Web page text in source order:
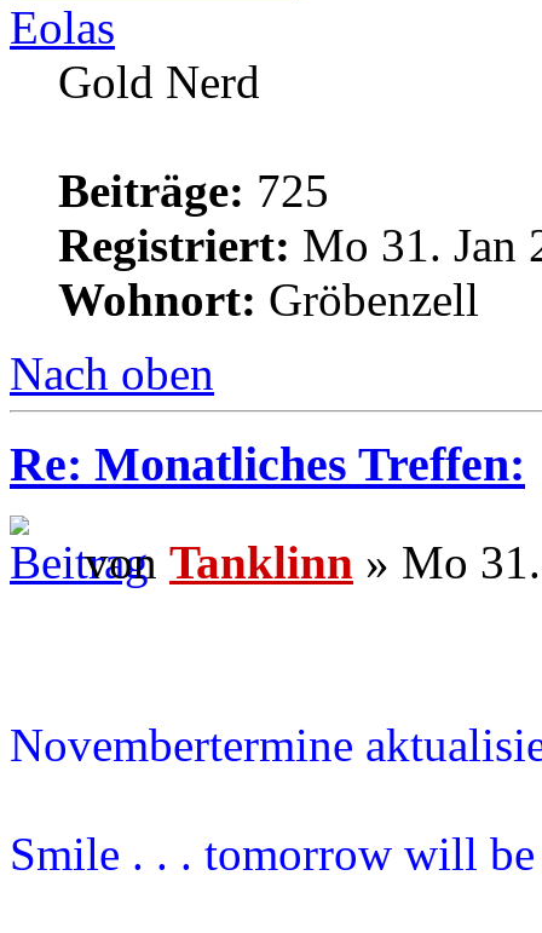
Eolas
Gold Nerd
Beiträge: 725
Registriert: Mo 31. Jan
Wohnort: Gröbenzell
Nach oben
Re: Monatliches Treffen:
von Tanklinn » Mo
Novembertermine
Smile . . . tomorrow will